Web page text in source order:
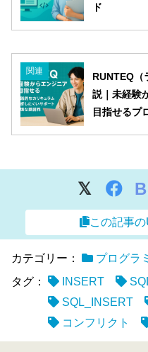
ド
関連
RUNTEQ（
説｜未経験
目指せるプ
この記事
カテゴリー：
プログラ
タグ：
INSERT
SQL_INSERT
コンフリクト